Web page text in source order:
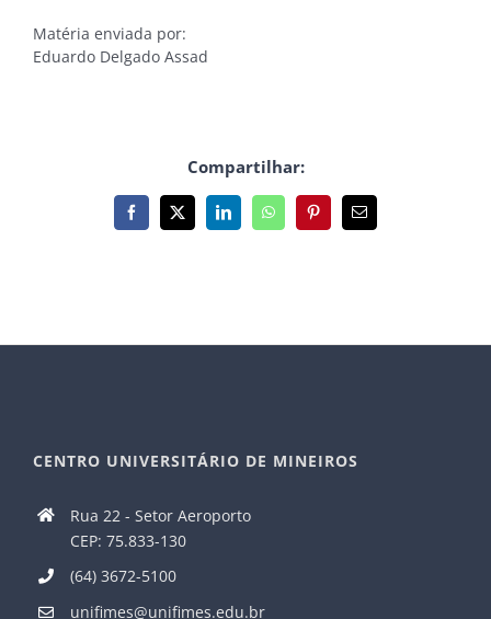
Matéria enviada por:
Eduardo Delgado Assad
Compartilhar:
Facebook
X LinkedInWhatsAppPinterest
E-
mail
CENTRO UNIVERSITÁRIO DE MINEIROS
Rua 22 - Setor Aeroporto
CEP: 75.833-130
(64) 3672-5100
unifimes@unifimes.edu.br